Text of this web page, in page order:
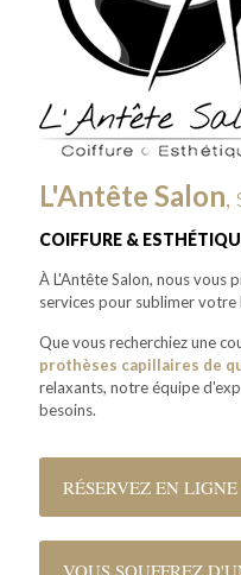
L'Antête Salon
COIFFURE &
À L'Antête Salon, nous vous
services pour sublimer votre
Que vous recherchiez une
prothèses capillaires de
relaxants, notre équipe
besoins.
RÉSERVEZ EN
VOUS SOUFFREZ